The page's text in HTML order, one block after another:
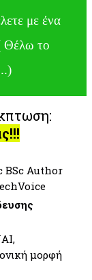
με ένα
Θέλω το
BSc Author
μορφή